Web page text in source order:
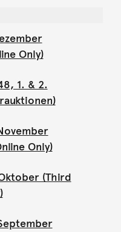
Only)
1. & 2.
Only)
(Third